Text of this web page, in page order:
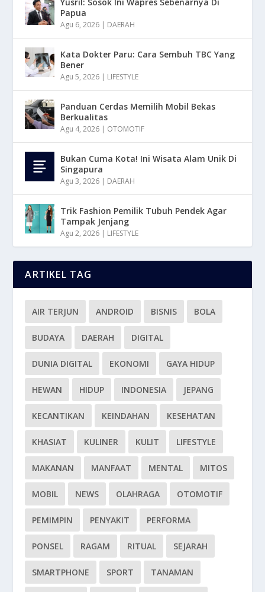
Papua
Agu 6, 2026 | DAERAH
Kata Dokter Paru: Cara Sembuh TBC Yang
Bener
Agu 5, 2026 | LIFESTYLE
Panduan Cerdas Memilih Mobil Bekas
Berkualitas
Agu 4, 2026 | OTOMOTIF
Bukan Cuma Kota! Ini Wisata Alam Unik Di
Singapura
Agu 3, 2026 | DAERAH
Trik Fashion Pemilik Tubuh Pendek Agar
Tampak Jenjang
Agu 2, 2026 | LIFESTYLE
ARTIKEL TAG
AIR TERJUN ANDROID BISNIS BOLA
BUDAYA DAERAH DIGITAL
DUNIA DIGITAL EKONOMI GAYA HIDUP
HEWAN HIDUP INDONESIA JEPANG
KECANTIKAN KEINDAHAN KESEHATAN
KHASIAT KULINER KULIT LIFESTYLE
MAKANAN MANFAAT MENTAL MITOS
MOBIL NEWS OLAHRAGA OTOMOTIF
PEMIMPIN PENYAKIT PERFORMA
PONSEL RAGAM RITUAL SEJARAH
SMARTPHONE SPORT TANAMAN